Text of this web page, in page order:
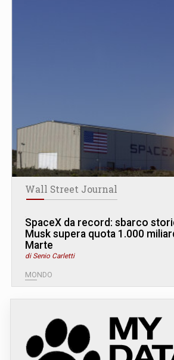
Wall Street Journal
SpaceX da record: sbarco
Musk supera quota 1.000
Marte
di Senio Carletti
MONDO